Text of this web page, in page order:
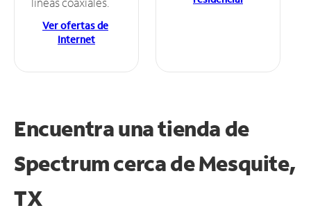
Ver ofertas de
Internet
Encuentra una tienda de
Spectrumcerca de Mesquite,
TX